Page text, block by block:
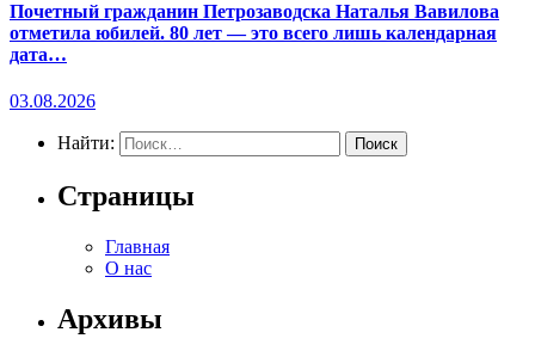
Почетный гражданин Петрозаводска Наталья Вавилова
отметила юбилей. 80 лет — это всего лишь календарная
дата…
03.08.2026
Найти:
Страницы
Главная
О нас
Архивы